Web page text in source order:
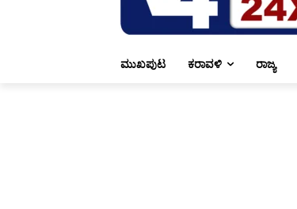
ಮುಖಪುಟ ಕರಾವಳಿ ರಾಜ್ಯ